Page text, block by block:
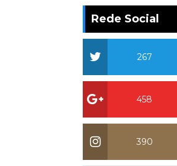
Rede Social
267
458
390